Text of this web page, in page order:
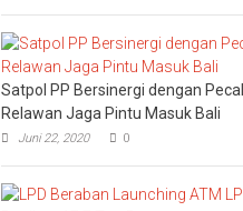
Satpol PP Bersinergi dengan
Relawan Jaga Pintu Masuk Bali
Juni 22, 2020 0